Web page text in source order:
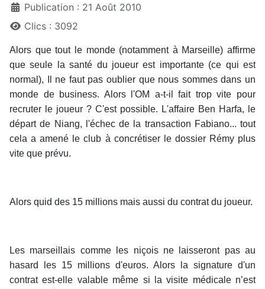
Publication : 21 Août 2010
Clics : 3092
Alors que tout le monde (notamment à Marseille) affirme
que seule la santé du joueur est importante (ce qui est
normal), Il ne faut pas oublier que nous sommes dans un
monde de business. Alors l'OM a-t-il fait trop vite pour
recruter le joueur ? C'est possible. L'affaire Ben Harfa, le
départ de Niang, l'échec de la transaction Fabiano... tout
cela a amené le club à concrétiser le dossier Rémy plus
vite que prévu.
Alors quid des 15 millions mais aussi du contrat du joueur.
Les marseillais comme les niçois ne laisseront pas au
hasard les 15 millions d'euros. Alors la signature d'un
contrat est-elle valable même si la visite médicale n’est